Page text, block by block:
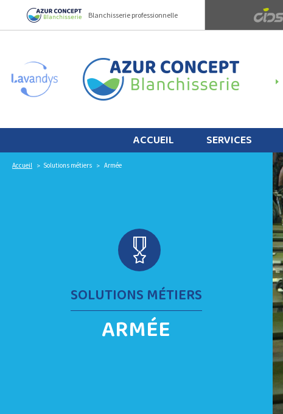
Blanchisserie professionnelle
ACCUEIL SERVICES
Accueil Solutions métiers Armée
SOLUTIONS MÉTIERS
ARMÉE
Panneau de gestion des cookies